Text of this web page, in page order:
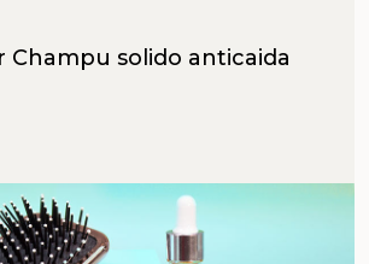
Champu solido anticaida